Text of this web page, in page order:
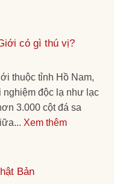
có gì thú vị?
thuộc tỉnh Hồ Nam,
nghiệm độc lạ như lạc
3.000 cột đá sa
Xem thêm
Bản